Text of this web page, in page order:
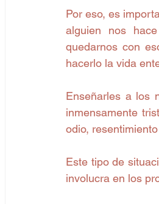
Por eso, es
alguien nos
quedarnos con
hacerlo la vida
Enseñarles a los
inmensamente
odio,
Este tipo de
involucra en los